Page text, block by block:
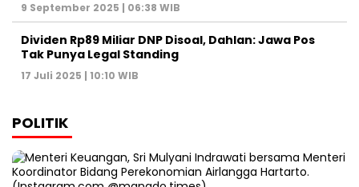
9 September 2025 | 06:38 WIB
Dividen Rp89 Miliar DNP Disoal, Dahlan: Jawa Pos
Tak Punya Legal Standing
17 Juli 2025 | 10:10 WIB
POLITIK